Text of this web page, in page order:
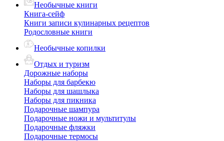
Необычные книги
Книга-сейф
Книги записи кулинарных рецептов
Родословные книги
Необычные копилки
Отдых и туризм
Дорожные наборы
Наборы для барбекю
Наборы для шашлыка
Наборы для пикника
Подарочные шампура
Подарочные ножи и мультитулы
Подарочные фляжки
Подарочные термосы